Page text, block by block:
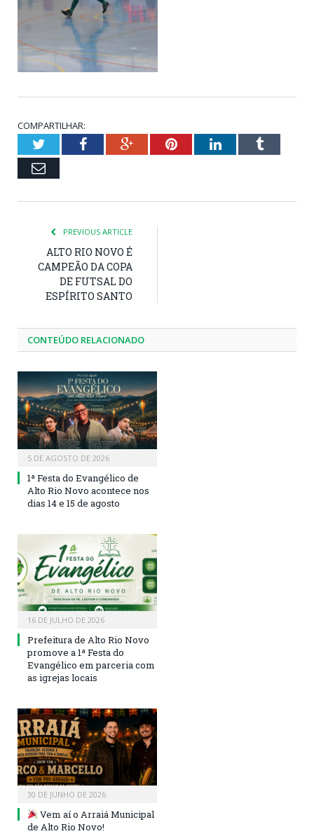
COMPARTILHAR:
TwitterFacebookGoogle+PinterestLinkedInTumblr
Email
PREVIOUS ARTICLE
ALTO RIO NOVO É
CAMPEÃO DA COPA
DE FUTSAL DO
ESPÍRITO SANTO
CONTEÚDO RELACIONADO
5 DE AGOSTO DE 2026
1ª Festa do Evangélico de
Alto Rio Novo acontece nos
dias 14 e 15 de agosto
16 DE JULHO DE 2026
Prefeitura de Alto Rio Novo
promove a 1ª Festa do
Evangélico em parceria com
as igrejas locais
30 DE JUNHO DE 2026
Vem aí o Arraiá Municipal
de Alto Rio Novo!